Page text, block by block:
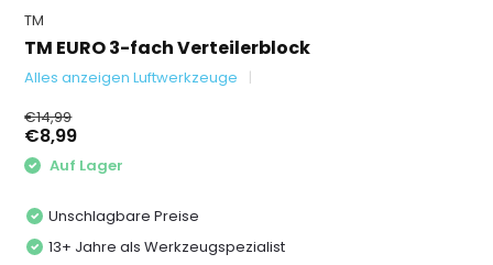
TM
TM EURO 3-fach Verteilerblock
Alles anzeigen Luftwerkzeuge
€14,99
€8,99
Auf Lager
Unschlagbare Preise
13+ Jahre als Werkzeugspezialist